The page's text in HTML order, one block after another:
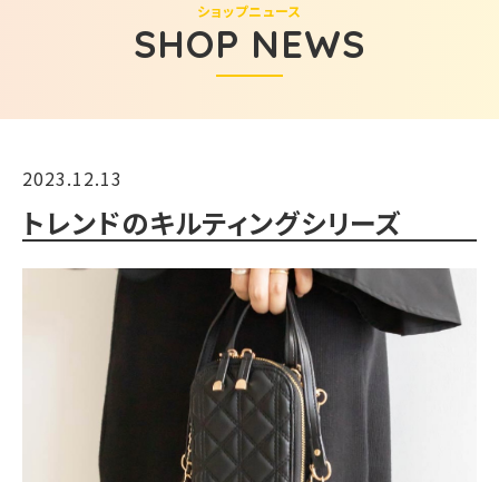
SHOP NEWS
ショップニュース
2023.12.13
トレンドのキルティングシリーズ